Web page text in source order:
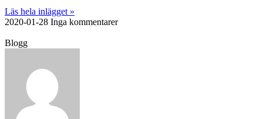
Läs hela inlägget »
2020-01-28 Inga kommentarer
Blogg